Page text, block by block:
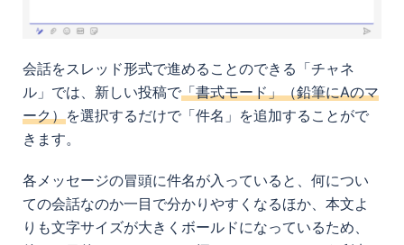
会話をスレッド形式で進めることのできる「チャネ
ル」では、新しい投稿で「書式モード」（鉛筆にAのマ
ーク）を選択するだけで「件名」を追加することがで
きます。
各メッセージの冒頭に件名が入っていると、何につい
ての会話なのか一目で分かりやすくなるほか、本文よ
りも文字サイズが大きくボールドになっているため、